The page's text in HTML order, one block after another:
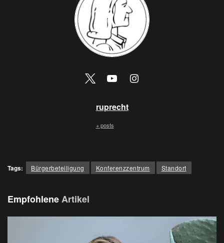
ruprecht
+ posts
Tags: Bürgerbeteiligung Konferenzzentrum Standort
EmpfohleneArtikel